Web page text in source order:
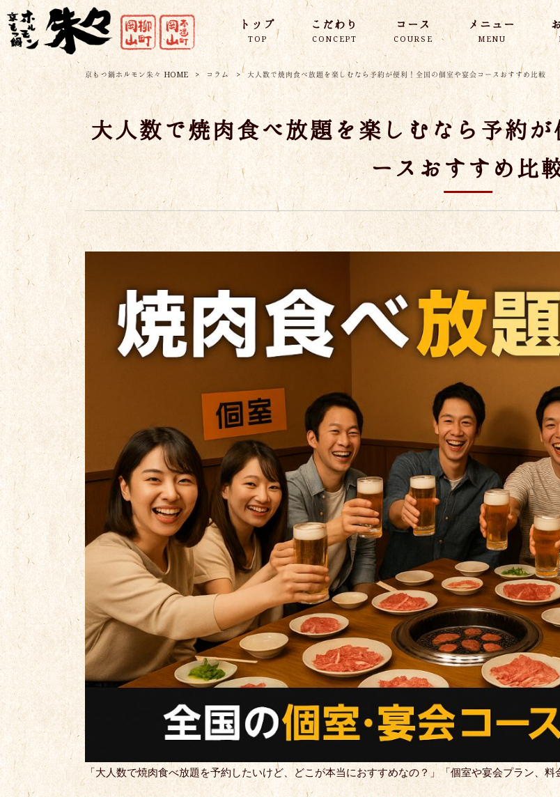
トップ
TOP
こだわり
CONCEPT
コース
COURSE
メニュー
MENU
京もつ鍋ホルモン朱々 HOME > コラム > 大人数で焼肉食べ放題を楽しむなら予約が便利！全国の個室や宴会コースおすすめ比較
大人数で焼肉食べ放題を楽しむなら予約
ースおすすめ比
「大人数で焼肉食べ放題を予約したいけど、どこが本当におすすめなの？」「個室や宴会プラン、